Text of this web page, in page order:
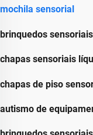
mochila sensorial
brinquedos
chapas sensoriais
chapas de piso
autismo de